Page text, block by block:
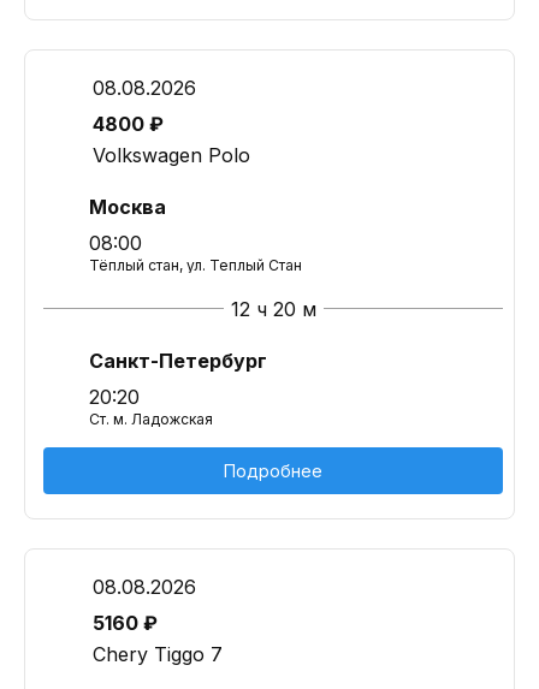
08.08.2026
4800 ₽
Volkswagen Polo
Москва
08:00
Тёплый стан, ул. Теплый Стан
12 ч 20 м
Санкт-Петербург
20:20
Ст. м. Ладожская
Подробнее
08.08.2026
5160 ₽
Chery Tiggo 7